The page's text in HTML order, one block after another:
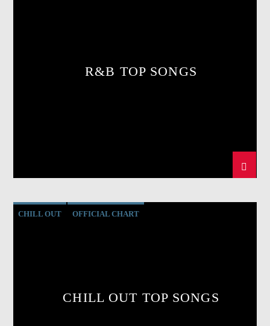
R&B TOP SONGS
CHILL OUT OFFICIAL CHART
CHILL OUT TOP SONGS